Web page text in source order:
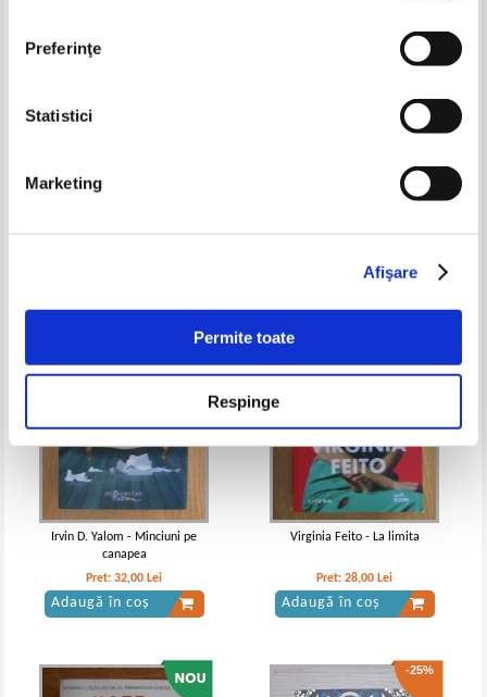
Preferinţe
Statistici
Marketing
Afişare
Permite toate
Respinge
interioare
Adaugă în coș
Romain Gary - Regele Solomon
Adaugă în coș
Irvin D. Yalom - Minciuni pe
canapea
Pret:32,00 Lei
Adaugă în coș
Virginia Feito - La limita
Pret:28,00 Lei
Adaugă în coș
-25%